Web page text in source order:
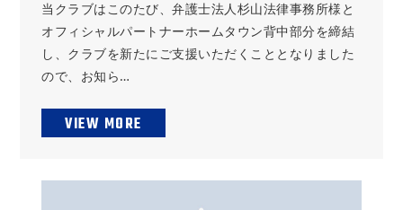
当クラブはこのたび、弁護士法人杉山法律事務所様と
オフィシャルパートナーホームタウン背中部分を締結
し、クラブを新たにご支援いただくこととなりました
ので、お知ら…
VIEW MORE